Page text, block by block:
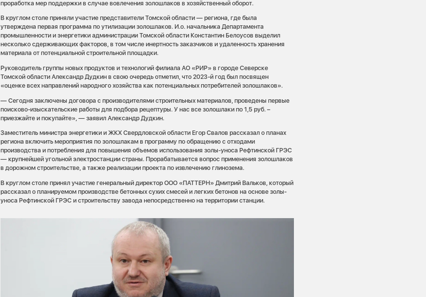
проработка мер поддержки в случае вовлечения золошлаков в хозяйственный оборот.
В круглом столе приняли участие представители Томской области — региона, где была
утверждена первая программа по утилизации золошлаков. И.о. начальника Департамента
промышленности и энергетики администрации Томской области Константин Белоусов выделил
несколько сдерживающих факторов, в том числе инертность заказчиков и удаленность хранения
материала от потенциальной строительной площадки.
Руководитель группы новых продуктов и технологий филиала АО «РИР» в городе Северске
Томской области Александр Дудкин в свою очередь отметил, что 2023-й год был посвящен
«оценке всех направлений народного хозяйства как потенциальных потребителей золошлаков».
— Сегодня заключены договора с производителями строительных материалов, проведены первые
поисково-изыскательские работы для подбора рецептуры. У нас все золошлаки по 1,5 руб. –
приезжайте и покупайте», — заявил Александр Дудкин.
Заместитель министра энергетики и ЖКХ Свердловской области Егор Свалов рассказал о планах
региона включить мероприятия по золошлакам в программу по обращению с отходами
производства и потребления для повышения объемов использования золы-уноса Рефтинской ГРЭС
— крупнейшей угольной электростанции страны. Прорабатывается вопрос применения золошлаков
в дорожном строительстве, а также реализации проекта по извлечению глинозема.
В круглом столе принял участие генеральный директор ООО «ПАТТЕРН» Дмитрий Вальков, который
рассказал о планируемом производстве бетонных сухих смесей и легких бетонов на основе золы-
уноса Рефтинской ГРЭС и строительству завода непосредственно на территории станции.